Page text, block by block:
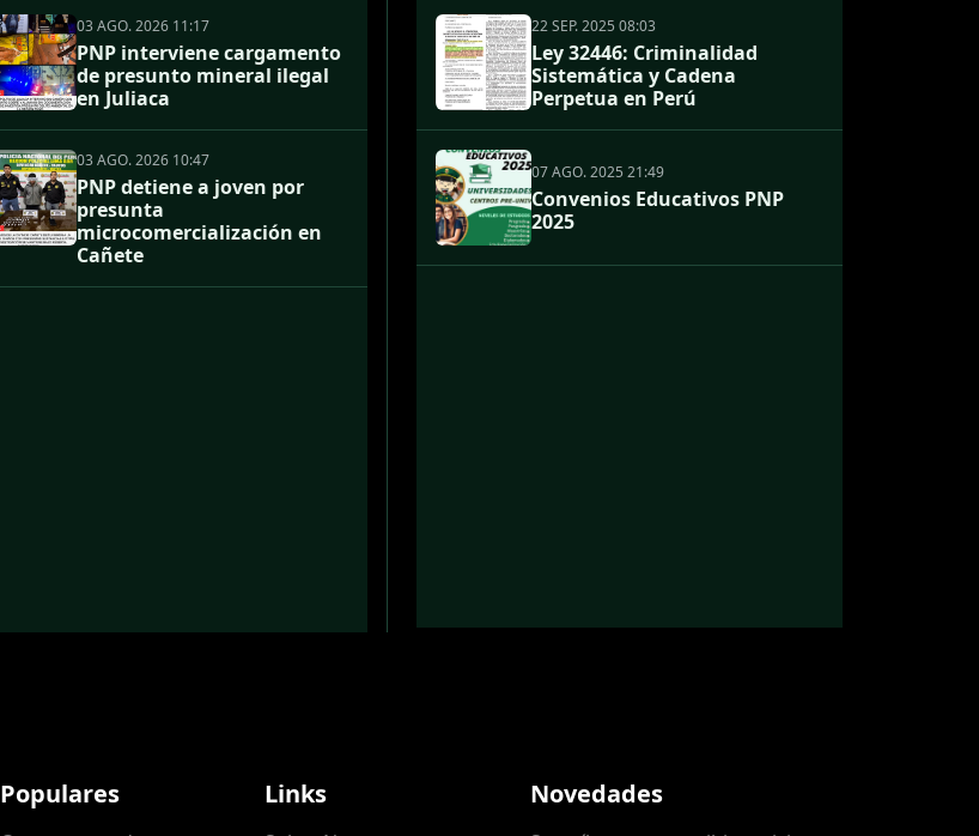
03 AGO. 2026 11:17
PNP interviene cargamento
de presunto mineral ilegal
en Juliaca
03 AGO. 2026 10:47
PNP detiene a joven por
presunta
microcomercialización en
Cañete
22 SEP. 2025 08:03
Ley 32446: Criminalidad
Sistemática y Cadena
Perpetua en Perú
07 AGO. 2025 21:49
Convenios Educativos PNP
2025
Populares Links Novedades